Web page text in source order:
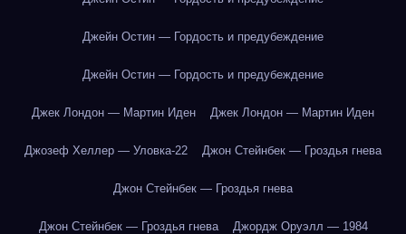
Джейн Остин — Гордость и предубеждение
Джейн Остин — Гордость и предубеждение
Джек Лондон — Мартин Иден Джек Лондон — Мартин Иден
Джозеф Хеллер — Уловка-22 Джон Стейнбек — Гроздья гнева
Джон Стейнбек — Гроздья гнева
Джон Стейнбек — Гроздья гнева Джордж Оруэлл — 1984